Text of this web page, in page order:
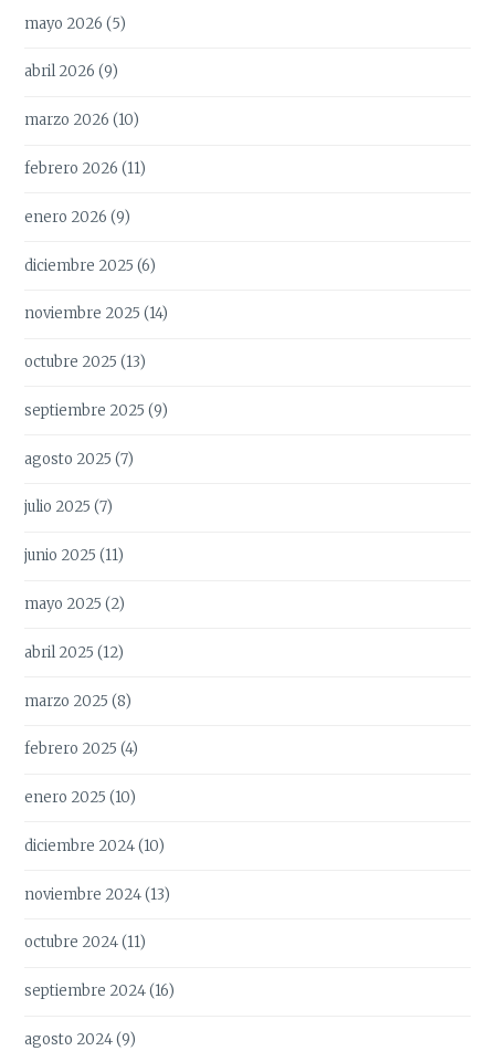
mayo 2026 (5)
abril 2026 (9)
marzo 2026 (10)
febrero 2026 (11)
enero 2026 (9)
diciembre 2025 (6)
noviembre 2025 (14)
octubre 2025 (13)
septiembre 2025 (9)
agosto 2025 (7)
julio 2025 (7)
junio 2025 (11)
mayo 2025 (2)
abril 2025 (12)
marzo 2025 (8)
febrero 2025 (4)
enero 2025 (10)
diciembre 2024(10)
noviembre 2024(13)
octubre 2024(11)
septiembre 2024(16)
agosto 2024(9)